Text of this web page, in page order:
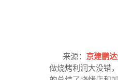
来源： 京建鹏
做烧烤利润大没错